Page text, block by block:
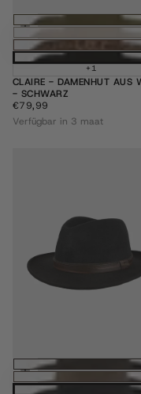
+1
CLAIRE - DAMENHUT AUS
- SCHWARZ
€79,99
REGULÄRER
PREIS
€79,99
Verfügbar in 3 maat